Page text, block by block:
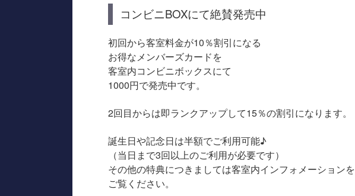
コンビニBOXにて絶賛発売中
初回から客室料金が10％割引になる
お得なメンバーズカードを
客室内コンビニボックスにて
1000円で発売中です。
2回目からは即ランクアップして15％の割引になります。
誕生日や記念日は半額でご利用可能♪
（当日まで3回以上のご利用が必要です）
その他の特典につきましては客室内インフォメーションを
ご覧ください。